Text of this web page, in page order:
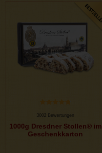
3002 Bewertungen
1000g Dresdner Stollen® im
Geschenkkarton